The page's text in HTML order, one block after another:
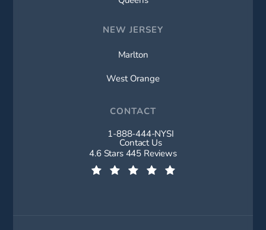
NEW JERSEY
Marlton
West Orange
CONTACT
Call New York Spine Institute on
1-888-444-NYSI
Contact Us
New York Spine Institute reviews:
4.6 Stars 445 Reviews